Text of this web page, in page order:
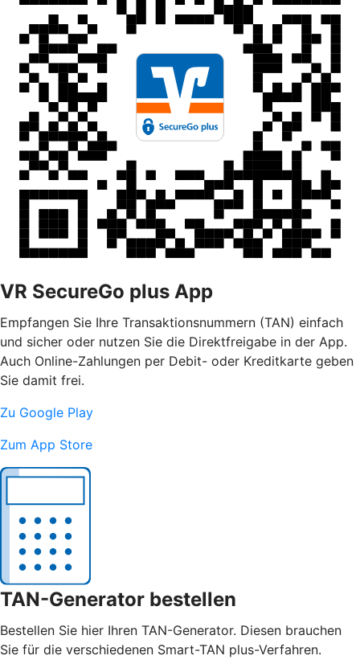
VR SecureGo plus App
Empfangen Sie Ihre Transaktionsnummern (TAN) einfach
und sicher oder nutzen Sie die Direktfreigabe in der App.
Auch Online-Zahlungen per Debit- oder Kreditkarte geben
Sie damit frei.
Zu Google Play
Zum App Store
TAN-Generator bestellen
Bestellen Sie hier Ihren TAN-Generator. Diesen brauchen
Sie für die verschiedenen Smart-TAN plus-Verfahren.